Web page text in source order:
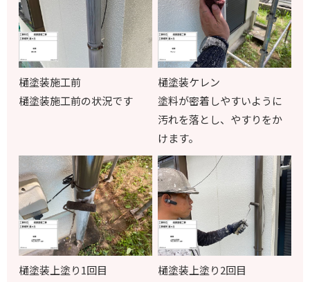
樋塗装施工前
樋塗装施工前の状況です
樋塗装ケレン
塗料が密着しやすいように
汚れを落とし、やすりをか
けます。
樋塗装上塗り1回目
樋塗装上塗り2回目